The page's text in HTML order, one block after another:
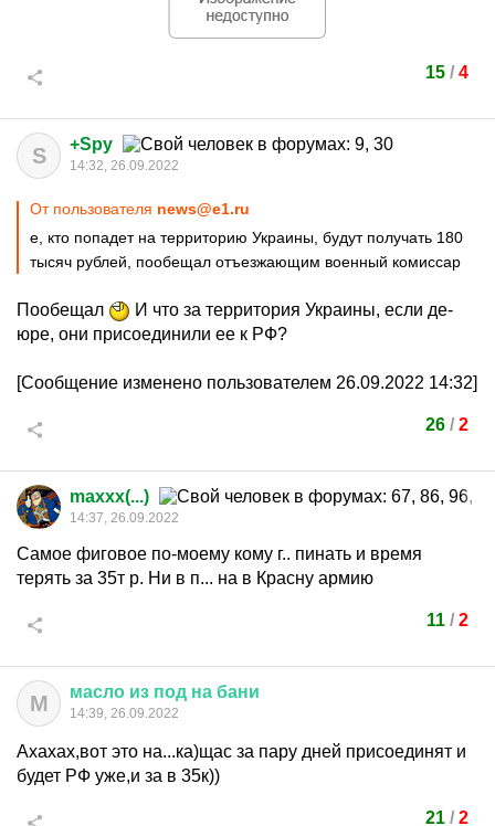
15 / 4
S +Spy
14:32, 26.09.2022
От пользователя news@e1.ru
е, кто попадет на территорию Украины, будут получать 180
тысяч рублей, пообещал отъезжающим военный комиссар
Пообещал
И что за территория Украины, если де-
юре, они присоединили ее к РФ?
[Сообщение изменено пользователем 26.09.2022 14:32]
26 / 2
maxxx(...)
14:37, 26.09.2022
Самое фиговое по-моему кому г.. пинать и время
терять за 35т р. Ни в п... на в Красну армию
11/ 2
М масло из под на бани
14:39, 26.09.2022
Ахахах,вот это на...ка)щас за пару дней присоединят и
будет РФ уже,и за в 35к))
21 / 2